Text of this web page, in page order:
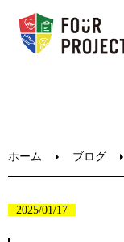
ホーム ブログ
2025/01/17